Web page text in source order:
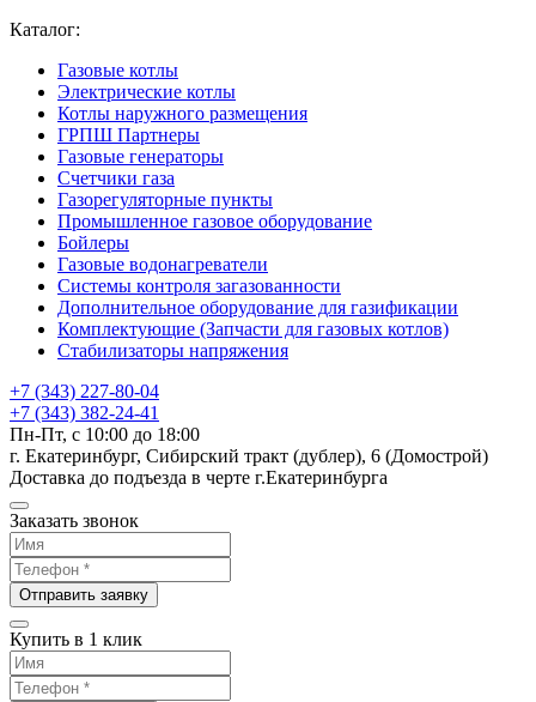
Каталог:
Газовые котлы
Электрические котлы
Котлы наружного размещения
ГРПШ Партнеры
Газовые генераторы
Счетчики газа
Газорегуляторные пункты
Промышленное газовое оборудование
Бойлеры
Газовые водонагреватели
Системы контроля загазованности
Дополнительное оборудование для газификации
Комплектующие (Запчасти для газовых котлов)
Стабилизаторы напряжения
+7 (343) 227-80-04
+7 (343) 382-24-41
Пн-Пт, с 10:00 до 18:00
г. Екатеринбург, Сибирский тракт (дублер), 6 (Домострой)
Доставка до подъезда в черте г.Екатеринбурга
Заказать звонок
Отправить заявку
Купить в 1 клик